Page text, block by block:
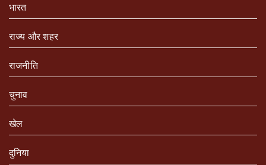
भारत
राज्य और शहर
राजनीति
चुनाव
खेल
दुनिया